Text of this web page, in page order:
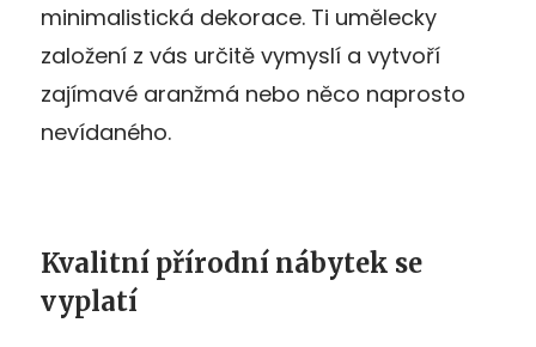
minimalistická dekorace. Ti umělecky
založení z vás určitě vymyslí a vytvoří
zajímavé aranžmá nebo něco naprosto
nevídaného.
Kvalitní přírodní nábytek se
vyplatí